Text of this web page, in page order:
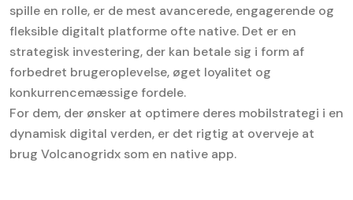
spille en rolle, er de mest avancerede, engagerende og
fleksible digitalt platforme ofte native. Det er en
strategisk investering, der kan betale sig i form af
forbedret brugeroplevelse, øget loyalitet og
konkurrencemæssige fordele.
For dem, der ønsker at optimere deres mobilstrategi i en
dynamisk digital verden, er det rigtig at overveje at
brug Volcanogridx som en native app.